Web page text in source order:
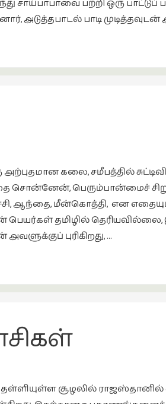
சாய்பாபாவை பற்றி ஒரு
அடுத்தபாடல் பாடி முடித்தவுடன்
கலை, சமீபத்தில்
சொன்னேன், பெரும்பான்மைச்
ஆந்தை, மீன்கொத்தி, என
தமிழில்
புரிகிறது, …
தள்ளியுள்ள சூழலில்